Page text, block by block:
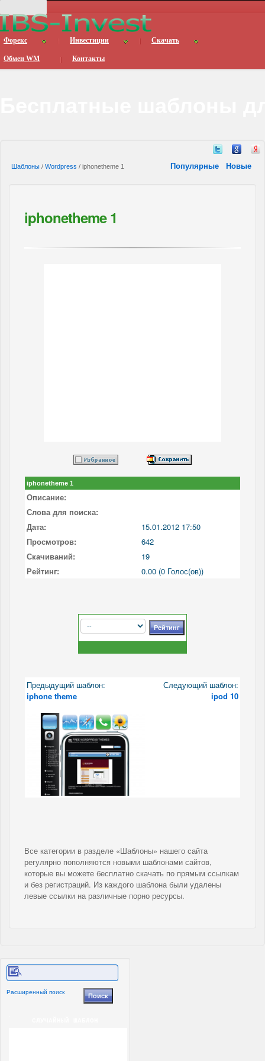
Форекс Инвестиции Скачать
Обмен WM Контакты
Шаблоны / Wordpress / iphonetheme 1 Популярные Новые
iphonetheme 1
iphonetheme 1
Описание:
Слова для поиска:
Дата:
15.01.2012 17:50
Просмотров:
642
Скачиваний:
19
Рейтинг:
0.00 (0 Голос(ов))
Предыдущий шаблон:
iphone theme
Следующий шаблон:
ipod 10
Все категории в разделе «Шаблоны» нашего сайта
регулярно пополняются новыми шаблонами сайтов,
которые вы можете бесплатно скачать по прямым ссылкам
и без регистраций. Из каждого шаблона были удалены
левые ссылки на различные порно ресурсы.
Расширенный поиск